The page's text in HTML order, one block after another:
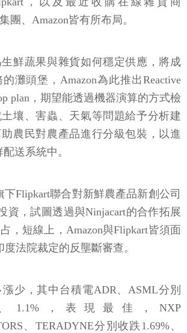
團、Amazon皆有所布局。
鮮蔬果與雜貨如何穩定供應，將成
灘頭堡，Amazon為此推出Reactive
plan，期望能透過機器演算的方式檢
壤、害蟲、天氣等問題給予分析建
農民對農產品進行分級包裝，以進
送系統中。
下Flipkart聯合對新鮮農產品新創公司
資，試圖透過與Ninjacart的合作拓展
，短線上，Amazon與Flipkart皆須面
法院裁定的反壟斷審查。
少，其中台積電ADR、ASML分別
1.1%，表現最佳，NXP
、TERADYNE分別收跌1.69%、